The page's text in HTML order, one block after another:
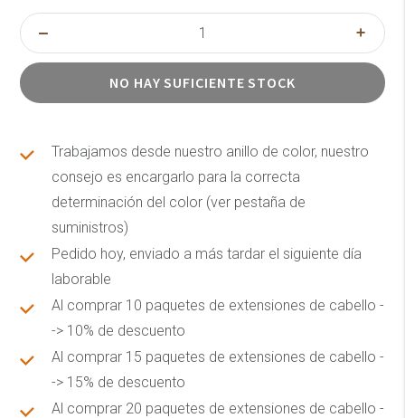
NO HAY SUFICIENTE STOCK
Trabajamos desde nuestro anillo de color, nuestro
consejo es encargarlo para la correcta
determinación del color (ver pestaña de
suministros)
Pedido hoy, enviado a más tardar el siguiente día
laborable
Al comprar 10 paquetes de extensiones de cabello -
-> 10% de descuento
Al comprar 15 paquetes de extensiones de cabello -
-> 15% de descuento
Al comprar 20 paquetes de extensiones de cabello -